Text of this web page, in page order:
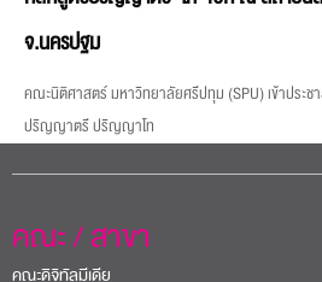
จ.นครปฐม
คณะนิติศาสตร์ มหาวิทยาลัยศรีปทุม (SPU) เข้าประ
ปริญญาตรี ปริญญาโท
คณะ / สาขา
คณะดิจิทัลมีเดีย